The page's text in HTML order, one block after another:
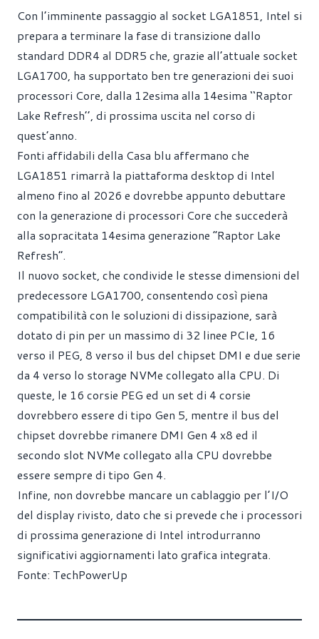
Con l’imminente passaggio al socket LGA1851, Intel si
prepara a terminare la fase di transizione dallo
standard DDR4 al DDR5 che, grazie all’attuale socket
LGA1700, ha supportato ben tre generazioni dei suoi
processori Core, dalla 12esima alla 14esima ‘‘Raptor
Lake Refresh’’, di prossima uscita nel corso di
quest’anno.
Fonti affidabili della Casa blu affermano che
LGA1851 rimarrà la piattaforma desktop di Intel
almeno fino al 2026 e dovrebbe appunto debuttare
con la generazione di processori Core che succederà
alla sopracitata 14esima generazione “Raptor Lake
Refresh”.
Il nuovo socket, che condivide le stesse dimensioni del
predecessore LGA1700, consentendo così piena
compatibilità con le soluzioni di dissipazione, sarà
dotato di pin per un massimo di 32 linee PCIe, 16
verso il PEG, 8 verso il bus del chipset DMI e due serie
da 4 verso lo storage NVMe collegato alla CPU. Di
queste, le 16 corsie PEG ed un set di 4 corsie
dovrebbero essere di tipo Gen 5, mentre il bus del
chipset dovrebbe rimanere DMI Gen 4 x8 ed il
secondo slot NVMe collegato alla CPU dovrebbe
essere sempre di tipo Gen 4.
Infine, non dovrebbe mancare un cablaggio per l’I/O
del display rivisto, dato che si prevede che i processori
di prossima generazione di Intel introdurranno
significativi aggiornamenti lato grafica integrata.
Fonte: TechPowerUp